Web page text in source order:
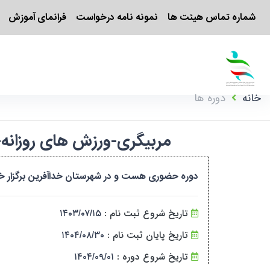
شماره تماس هیئت ها نمونه نامه درخواست فرانمای آموزش
خانه دوره ها
مربیگری-ورزش های روزانه-خداآفرین-درجه ۳-بانوان-
دوره حضوری هست و در شهرستان خداآفرین برگزار خواهد شد. جهت ثبت
تاریخ شروع ثبت نام : ۱۴۰۳/۰۷/۱۵
تاریخ پایان ثبت نام : ۱۴۰۴/۰۸/۳۰
تاریخ شروع دوره : ۱۴۰۴/۰۹/۰۱